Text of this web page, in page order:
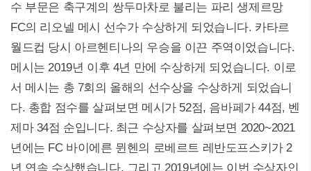
수 부문은 축구계의 쌍두마차로 불리는 파리 생제르망
FC의 리오넬 메시 선수가 수상하게 되었습니다. 카타르
월드컵 당시 아르헨티나의 우승을 이끈 주역이었습니다.
메시는 2019년 이후 4년 만에 수상하게 되었습니다. 이로
서 메시는 총 7회의 올해의 선수상을 수상하게 되었습니
다. 총합 점수를 살펴보면 메시가 52점, 음바페가 44점, 벤
제마 34점 순입니다. 최근 수상자를 살펴보면 2020~2021
년에는 FC 바이에른 뮌헨의 로베르트 레반도프스키가 2
년 연속 수상했습니다. 그리고 2019년에는 이번 수상자인